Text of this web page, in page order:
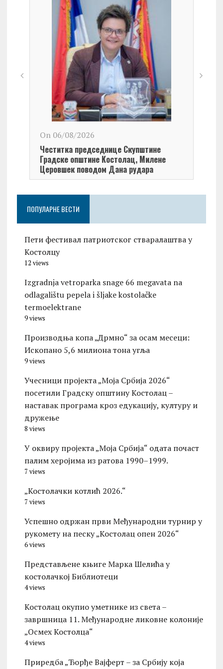
On 06/08/2026
Честитка председнице Скупштине
Градске општине Kостолац, Милене
Церовшек поводом Дана рудара
ПОПУЛАРНЕ ВЕСТИ
Пети фестивал патриотског стваралаштва у
Костолцу
12 views
Izgradnja vetroparka snage 66 megavata na
odlagalištu pepela i šljake kostolačke
termoelektrane
9 views
Производња копа „Дрмно“ за осам месеци:
Ископано 5,6 милиона тона угља
9 views
Учесници пројекта „Моја Србија 2026“
посетили Градску општину Костолац –
наставак програма кроз едукацију, културу и
дружење
8 views
У оквиру пројекта „Моја Србија“ одата почаст
палим херојима из ратова 1990–1999.
7 views
„Костолачки котлић 2026.“
7 views
Успешно одржан први Међународни турнир у
рукомету на песку „Костолац опен 2026“
6 views
Представљене књиге Марка Шелића у
костолачкој Библиотеци
4 views
Костолац окупио уметнике из света –
завршница 11. Међународне ликовне колоније
„Осмех Костолца“
4 views
Приредба „Ђорђе Вајферт – за Србију која